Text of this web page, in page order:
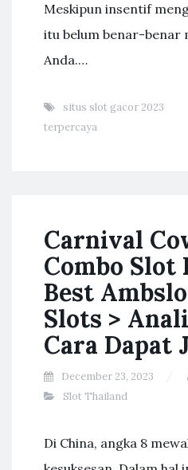
Meskipun insentif
itu belum benar-benar
Anda.…
situs slot gacor 2023
terpercaya
Carnival
Combo Slot
Best
Slots >
Cara Dapat
December 23, 2023
Slot Thailand
Di China, angka 8